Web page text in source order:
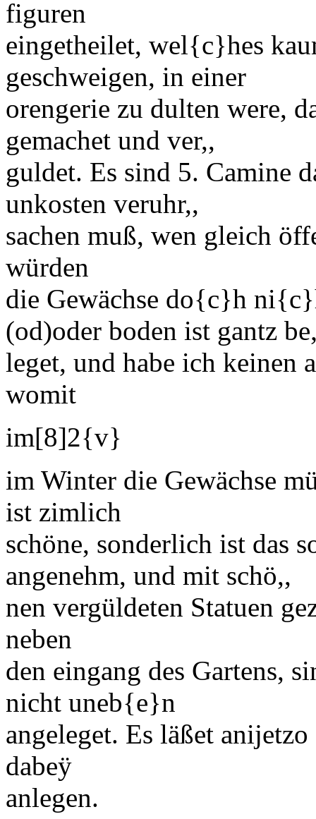
figuren
eingetheilet, wel{c}hes
geschweigen, in einer
orengerie zu dulten were,
gemachet und ver,,
guldet. Es sind 5. Camine
unkosten veruhr,,
sachen muß, wen gleich
würden
die Gewächse do{c}h ni{c}
(od)oder boden ist gantz
leget, und habe ich keinen
womit
im[8]2{v}
im Winter die Gewächse
ist zimlich
schöne, sonderlich ist das
angenehm, und mit schö,,
nen vergüldeten Statuen
neben
den eingang des Gartens,
nicht uneb{e}n
angeleget. Es läßet
dabeÿ
anlegen.